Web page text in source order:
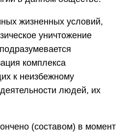
жизненных условий,
уничтожение
комплекса
к неизбежному
людей, их
(составом) в момент